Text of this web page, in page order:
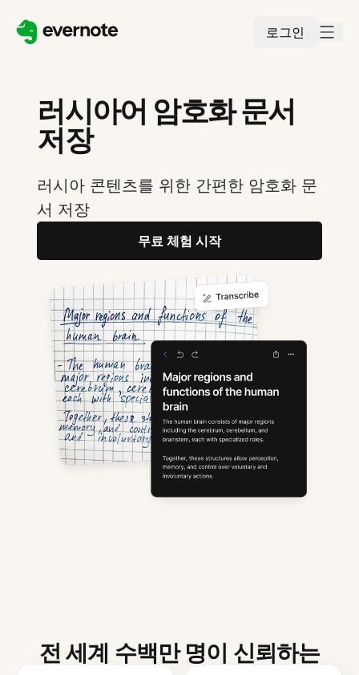
로그인
러시아어 암호화 문서
저장
러시아 콘텐츠를 위한 간편한 암호화 문
서 저장
무료 체험 시작
전 세계 수백만 명이 신뢰하는